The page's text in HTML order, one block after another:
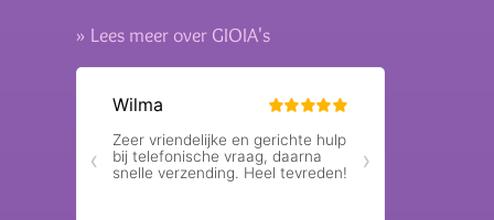
» Lees meer over GIOIA's